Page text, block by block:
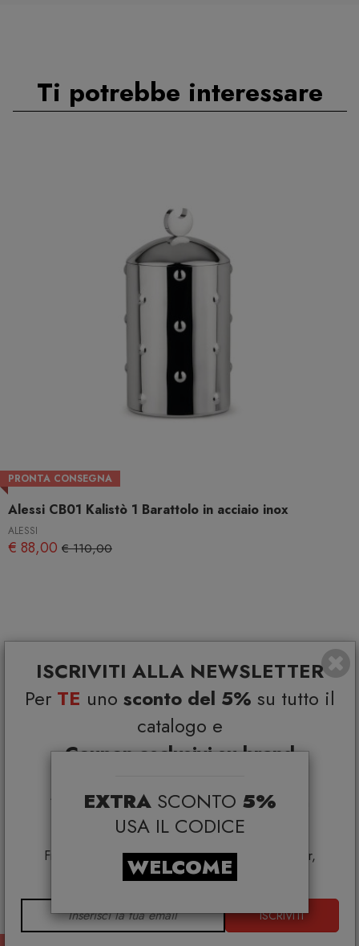
ISCRIVITI ALLA NEWSLETTER
Per TE uno sconto del 5% su tutto il
catalogo e
Coupon esclusivi su brand
*Coupon non cumulabile con altre promo e non
applicabile su:
Smeg, Bontempi Casa, Samsonite, BBB Italia,
Franke, Gufram, Memphis, Plust, Samsung, Faber,
Dunavox, Zafferano, VG, Slide
ISCRIVITI
EXTRA SCONTO 5%
USA IL CODICE
WELCOME
Ti potrebbe interessare
PRONTA CONSEGNA
Alessi CB01 Kalistò 1 Barattolo in acciaio inox
ALESSI
€ 88,00 € 110,00